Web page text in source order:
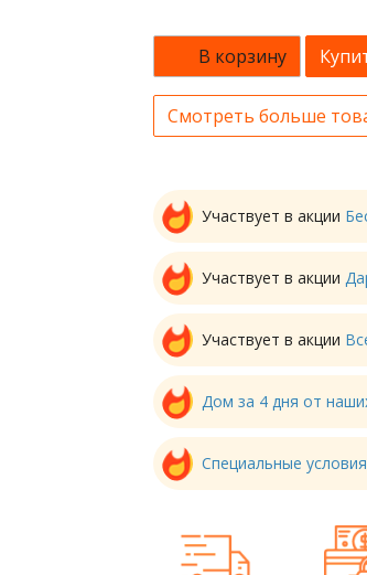
В корзину
Смотреть больше
Участвует в акции
Участвует в акции
Участвует в акции
Дом за 4 дня от
Специальные